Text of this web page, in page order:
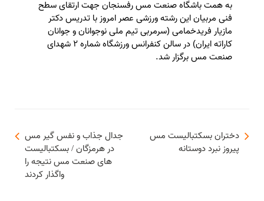
به همت باشگاه صنعت مس رفسنجان جهت ارتقای سطح
فنی مربیان این رشته ورزشی عصر امروز با تدریس دکتر
مازیار فریدخمامی (سرمربی تیم ملی نوجوانان و جوانان
کاراته ایران) در سالن کنفرانس ورزشگاه شماره ۲ شهدای
صنعت مس برگزار شد.
جدال جذاب و نفس گیر مس
در هرمزگان / بسکتبالیست
های صنعت مس نتیجه را
واگذار کردند
دختران بسکتبالیست مس
پیروز نبرد دوستانه